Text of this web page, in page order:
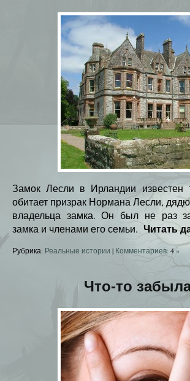
Замок Лесли в Ирландии
обитает призрак Нормана Лесли,
владельца замка. Он был не раз
замка и членами его семьи. Читать
Рубрика: Реальные истории | Комментариев:4»
Что-то